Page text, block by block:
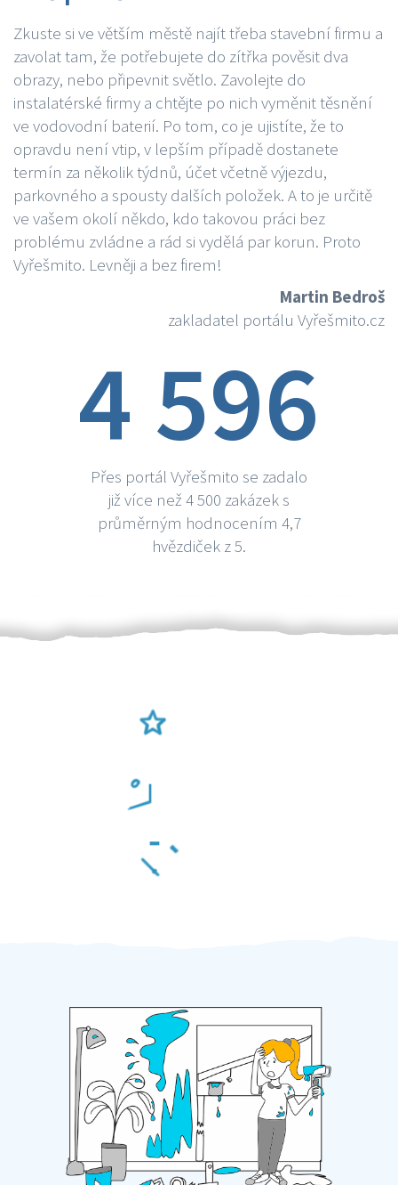
Zkuste si ve větším městě najít třeba stavební firmu a
zavolat tam, že potřebujete do zítřka pověsit dva
obrazy, nebo připevnit světlo. Zavolejte do
instalatérské firmy a chtějte po nich vyměnit těsnění
ve vodovodní baterií. Po tom, co je ujistíte, že to
opravdu není vtip, v lepším případě dostanete
termín za několik týdnů, účet včetně výjezdu,
parkovného a spousty dalších položek. A to je určitě
ve vašem okolí někdo, kdo takovou práci bez
problému zvládne a rád si vydělá par korun. Proto
Vyřešmito. Levněji a bez firem!
Martin Bedroš
zakladatel portálu Vyřešmito.cz
4 596
Přes portál Vyřešmito se zadalo
již více než 4 500 zakázek s
průměrným hodnocením 4,7
hvězdiček z 5.